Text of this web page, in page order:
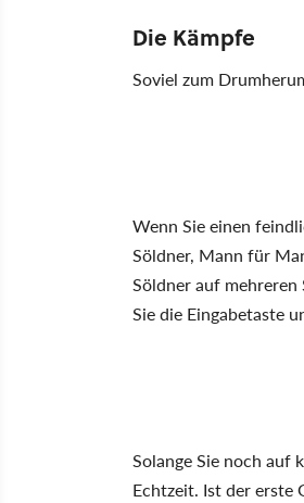
Die Kämpfe
Soviel zum
Wenn Sie einen
Söldner, Mann für
Söldner auf
Sie die Eingabetaste
Solange Sie noch auf
Echtzeit. Ist der erste